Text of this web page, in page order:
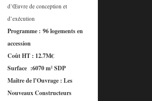
d’Œuvre de conception et
d’exécution
Programme : 96 logements en
accession
Coût HT : 12.7M€
Surface :6070 m² SDP
Maître de l’Ouvrage : Les
Nouveaux Constructeurs